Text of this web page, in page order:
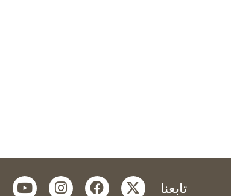
تابعنا twitter
facebook
instagram